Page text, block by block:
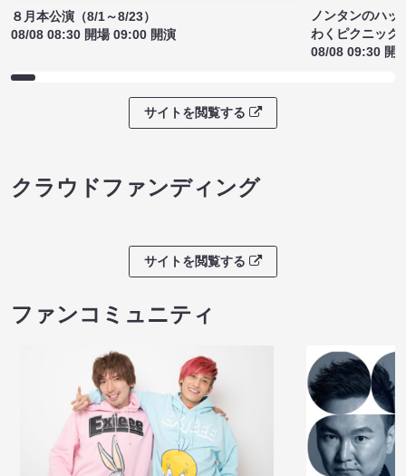
８月本公演（8/1～8/23）
08/08 08:30 開場 09:00 開演
ノンタンのハッ
わくピクニック
08/08 09:30 開
サイトを閲覧する
クラウドファンディング
サイトを閲覧する
ファンコミュニティ